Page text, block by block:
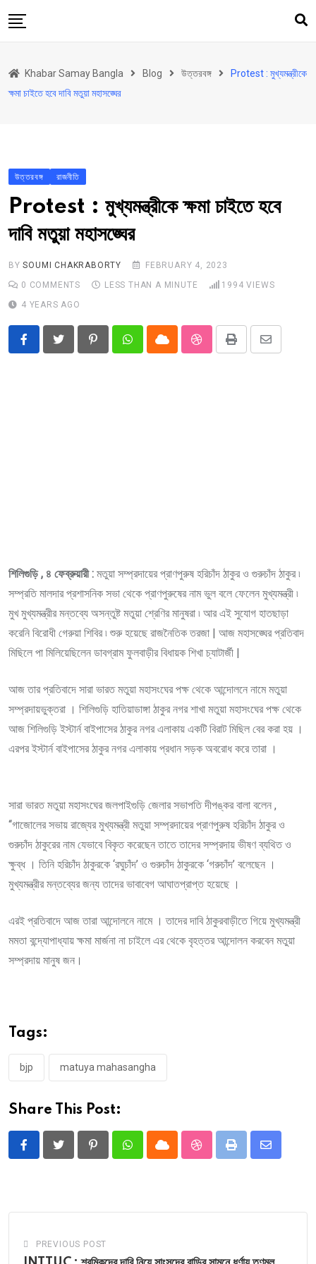
to
উত্তরবঙ্গ
আরও কিছু
Contact
Khabar Samay Bangla Blog উত্তরবঙ্গ
Protest : মুখ্যমন্ত্রীকে
ক্ষমা চাইতে হবে দাবি মতুয়া মহাসঙ্ঘের
উত্তরবঙ্গ রাজনীতি
Protest : মুখ্যমন্ত্রীকে ক্ষমা চাইতে হবে
দাবি মতুয়া মহাসঙ্ঘের
BYSOUMI CHAKRABORTY
FEBRUARY 4, 2023
0 COMMENTS LESS THAN A MINUTE 1994 VIEWS
4 YEARS AGO
PinterestWhatsappCloud StumbleUpon
Print
Share
শিলিগুড়ি , ৪ ফেব্রুয়ারী : মতুয়া সম্প্রদায়ের প্রাণপুরুষ হরিচাঁদ ঠাকুর ও গুরুচাঁদ ঠাকুর ৷
সম্প্রতি মালদার প্রশাসনিক সভা থেকে প্রাণপুরুষের নাম ভুল বলে ফেলেন মুখ্যমন্ত্রী ৷
মুখ মুখ্যমন্ত্রীর মন্তব্যে অসন্তুষ্ট মতুয়া শ্রেণির মানুষরা ৷ আর এই সুযোগ হাতছাড়া
করেনি বিরোধী গেরুয়া শিবির ৷ শুরু হয়েছে রাজনৈতিক তরজা | আজ মহাসঙ্ঘের প্রতিবাদ
মিছিলে পা মিলিয়েছিলেন ডাবগ্রাম ফুলবাড়ীর বিধায়ক শিখা চ্যাটার্জী |
আজ তার প্রতিবাদে সারা ভারত মতুয়া মহাসংঘের পক্ষ থেকে আন্দোলনে নামে মতুয়া
সম্প্রদায়ভুক্তরা । শিলিগুড়ি হাতিয়াডাঙ্গা ঠাকুর নগর শাখা মতুয়া মহাসংঘের পক্ষ থেকে
আজ শিলিগুড়ি ইস্টার্ন বাইপাসের ঠাকুর নগর এলাকায় একটি বিরাট মিছিল বের করা হয় ।
এরপর ইস্টার্ন বাইপাসের ঠাকুর নগর এলাকায় প্রধান সড়ক অবরোধ করে তারা ।
সারা ভারত মতুয়া মহাসংঘের জলপাইগুড়ি জেলার সভাপতি দীপঙ্কর বালা বলেন ,
‘‘গাজোলের সভায় রাজ্যের মুখ্যমন্ত্রী মতুয়া সম্প্রদায়ের প্রাণপুরুষ হরিচাঁদ ঠাকুর ও
গুরুচাঁদ ঠাকুরের নাম যেভাবে বিকৃত করেছেন তাতে তাদের সম্প্রদায় ভীষণ ব্যথিত ও
ক্ষুব্ধ । তিনি হরিচাঁদ ঠাকুরকে ‘রঘুচাঁদ’ ও গুরুচাঁদ ঠাকুরকে ‘গরুচাঁদ’ বলেছেন ।
মুখ্যমন্ত্রীর মন্তব্যের জন্য তাদের ভাবাবেগ আঘাতপ্রাপ্ত হয়েছে ।
এরই প্রতিবাদে আজ তারা আন্দোলনে নামে । তাদের দাবি ঠাকুরবাড়ীতে গিয়ে মুখ্যমন্ত্রী
মমতা বন্দ্যোপাধ্যায় ক্ষমা মার্জনা না চাইলে এর থেকে বৃহত্তর আন্দোলন করবেন মতুয়া
সম্প্রদায় মানুষ জন।
Tags:
bjp matuya mahasangha
Share This Post:
PinterestWhatsappCloud StumbleUpon
Print
Share
PREVIOUS POST